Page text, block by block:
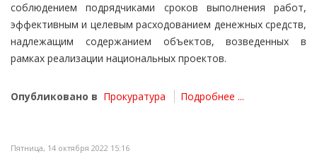
соблюдением подрядчиками сроков выполнения работ,
эффективным и целевым расходованием денежных средств,
надлежащим содержанием объектов, возведенных в
рамках реализации национальных проектов.
Опубликовано в Прокуратура Подробнее ...
Пятница, 14 октября 2022 15:16